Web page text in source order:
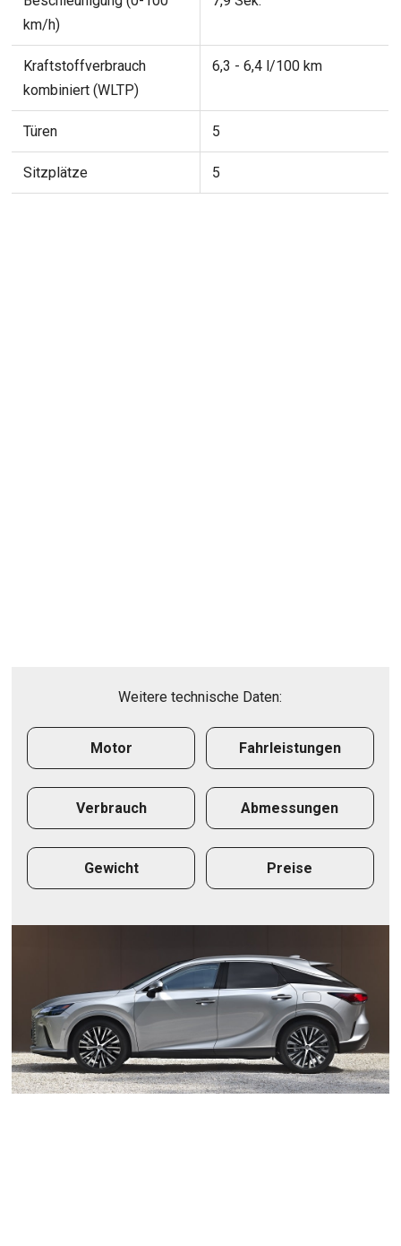
km/h)
Kraftstoffverbrauch
kombiniert (WLTP)
6,3 - 6,4 l/100 km
Türen 5
Sitzplätze 5
Weitere technische Daten:
Motor Fahrleistungen
Verbrauch Abmessungen
Gewicht Preise